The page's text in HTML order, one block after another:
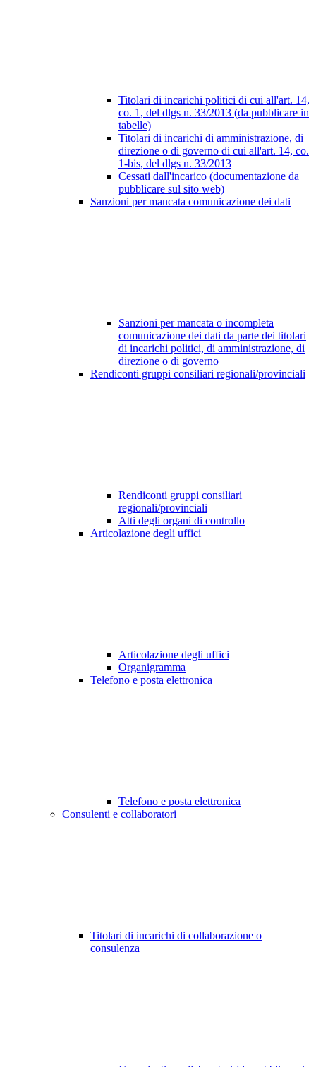
Titolari di incarichi politici di cui all'art. 14,
co. 1, del dlgs n. 33/2013 (da pubblicare in
tabelle)
Titolari di incarichi di amministrazione, di
direzione o di governo di cui all'art. 14, co.
1-bis, del dlgs n. 33/2013
Cessati dall'incarico (documentazione da
pubblicare sul sito web)
Sanzioni per mancata comunicazione dei dati
Sanzioni per mancata o incompleta
comunicazione dei dati da parte dei titolari
di incarichi politici, di amministrazione, di
direzione o di governo
Rendiconti gruppi consiliari regionali/provinciali
Rendiconti gruppi consiliari
regionali/provinciali
Atti degli organi di controllo
Articolazione degli uffici
Articolazione degli uffici
Organigramma
Telefono e posta elettronica
Telefono e posta elettronica
Consulenti e collaboratori
Titolari di incarichi di collaborazione o
consulenza